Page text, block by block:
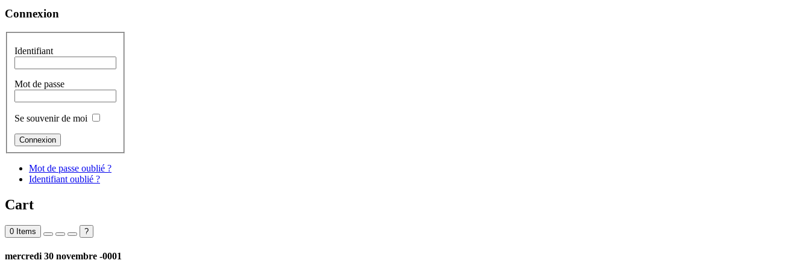
Connexion
Identifiant
Mot de passe
Se souvenir de moi
Mot de passe oublié ?
Identifiant oublié ?
Cart
0 Items ?
mercredi 30 novembre -0001